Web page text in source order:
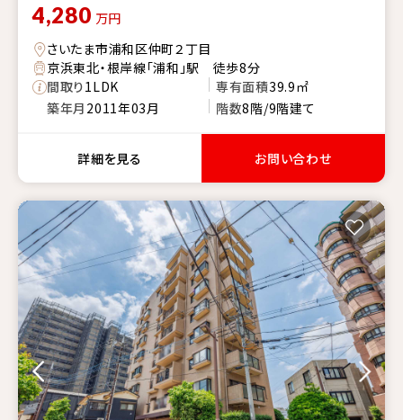
4,280 万円
さいたま市浦和区仲町２丁目
京浜東北・根岸線「浦和」駅 徒歩8分
間取り1LDK 専有面積39.9㎡
築年月 2011年03月 階数8階/9階建て
詳細を見る お問い合わせ